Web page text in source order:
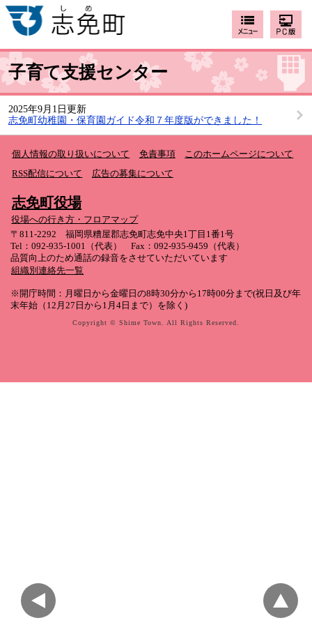
子育て支援センター
2025年9月1日更新
志免町幼稚園・保育園ガイド令和７年度版ができました！
個人情報の取り扱いについて 免責事項
このホームページについて
RSS配信について
広告の募集について
志免町役場
役場への行き方・フロアマップ
〒811-2292 福岡県糟屋郡志免町志免中央1丁目1番1号
Tel：092-935-1001（代表） Fax：092-935-9459（代表）
品質向上のため通話の録音をさせていただいています
組織別連絡先一覧
※開庁時間：月曜日から金曜日の8時30分から17時00分まで(祝日及び年
末年始（12月27日から1月4日まで）を除く)
Copyright © Shime Town. All Rights Reserved.